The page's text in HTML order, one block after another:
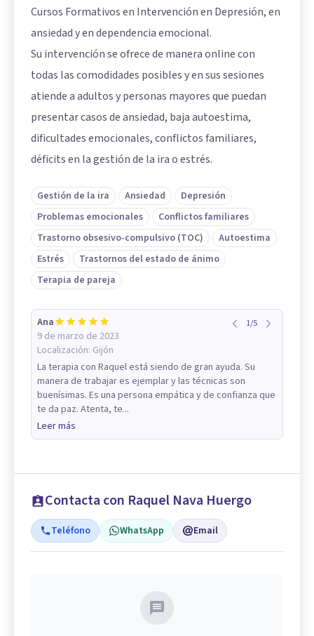
Cursos Formativos en Intervención en Depresión, en
ansiedad y en dependencia emocional.
Su intervención se ofrece de manera online con
todas las comodidades posibles y en sus sesiones
atiende a adultos y personas mayores que puedan
presentar casos de ansiedad, baja autoestima,
dificultades emocionales, conflictos familiares,
déficits en la gestión de la ira o estrés.
Gestión de la ira Ansiedad
Depresión
Problemas emocionales
Conflictos familiares
Trastorno obsesivo-compulsivo (TOC)
Autoestima
Estrés
Trastornos del estado de ánimo
Terapia de pareja
Ana
9 de marzo de 2023
Localización: Gijón
1/5
La terapia con Raquel está siendo de gran ayuda. Su
manera de trabajar es ejemplar y las técnicas son
buenísimas. Es una persona empática y de confianza que
te da paz. Atenta, te...
Leer más
Contacta con Raquel Nava Huergo
Teléfono WhatsApp Email